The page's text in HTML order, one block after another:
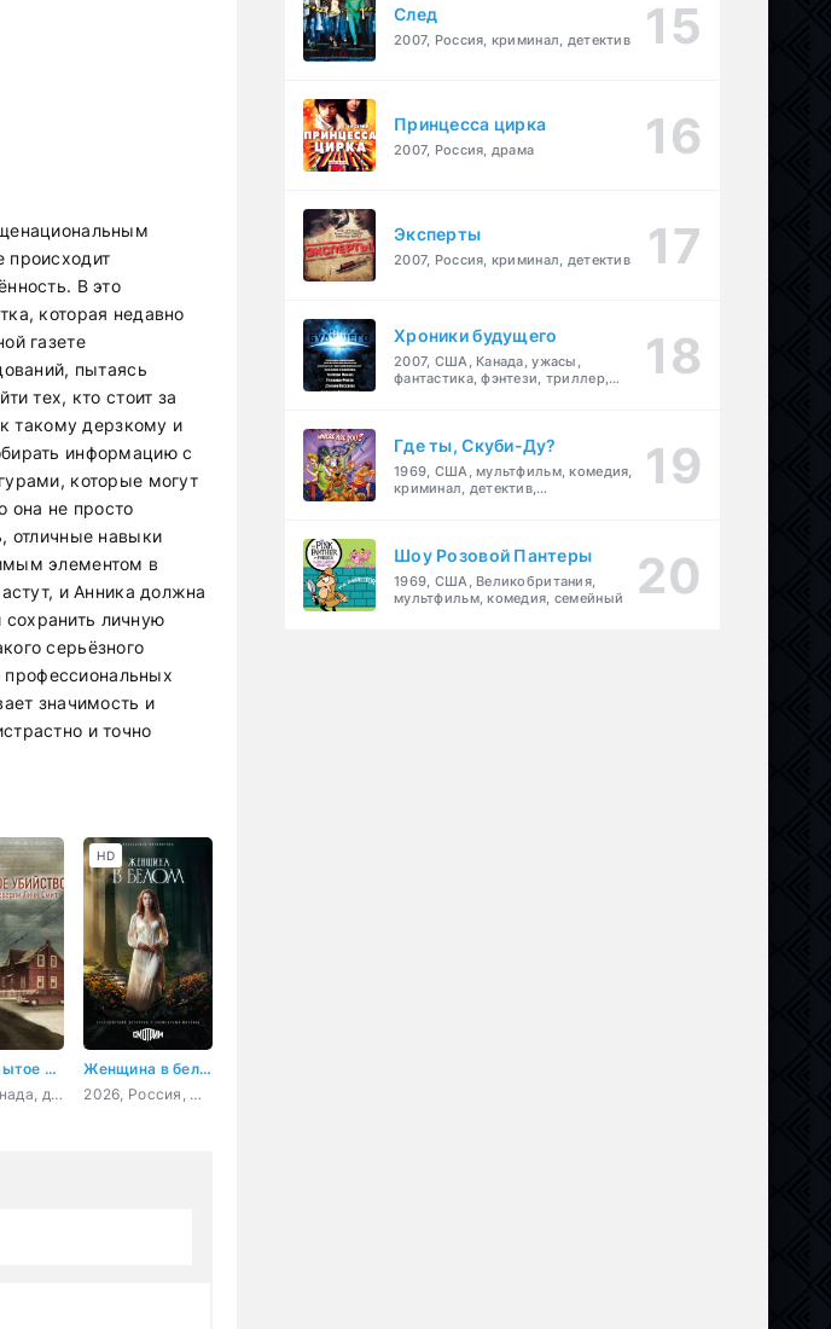
происходит
В это
которая недавно
газете
пытаясь
тех, кто стоит за
такому дерзкому и
информацию с
которые могут
она не просто
отличные навыки
элементом в
и Анника должна
сохранить личную
серьёзного
профессиональных
значимость и
и точно
Нераскрытое убийство Беверли Линн Смит
2022, Канада, документальный, криминал, детектив
Женщина в белом
2026, Россия, мелодрама, детектив
HD
След
2007, Россия, криминал, детектив
Принцесса цирка
2007, Россия, драма
Эксперты
2007, Россия, криминал, детектив
Хроники будущего
2007, США, Канада, ужасы,
фантастика, фэнтези, триллер,
Где ты, Скуби-Ду?
1969, США, мультфильм, комедия,
криминал, детектив,
Шоу Розовой Пантеры
1969, США, Великобритания,
мультфильм, комедия, семейный